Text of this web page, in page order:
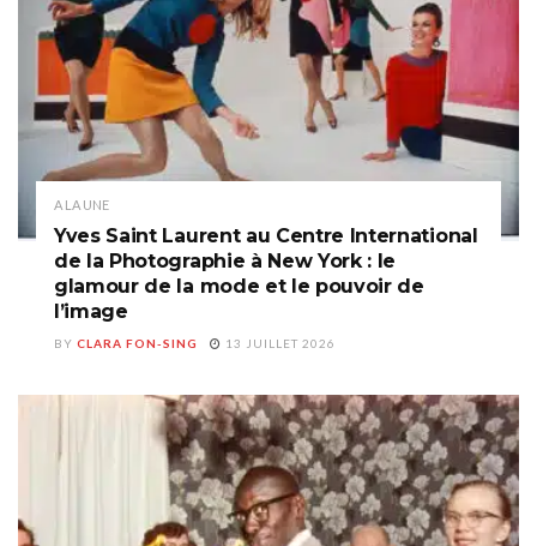
A LA UNE
Yves Saint Laurent au Centre International
de la Photographie à New York : le
glamour de la mode et le pouvoir de
l’image
BY CLARA FON-SING 13 JUILLET 2026